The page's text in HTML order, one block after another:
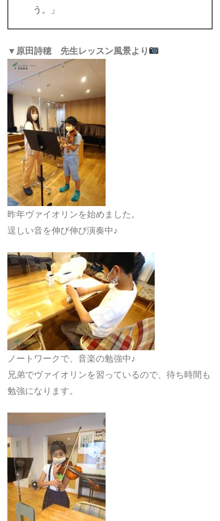
う。」
▼原田詩穂 先生レッスン風景より
昨年ヴァイオリンを始めました。
逞しい音を伸び伸び演奏中♪
ノートワークで、音楽の勉強中♪
兄弟でヴァイオリンを習っているので、待ち時間も
勉強になります。